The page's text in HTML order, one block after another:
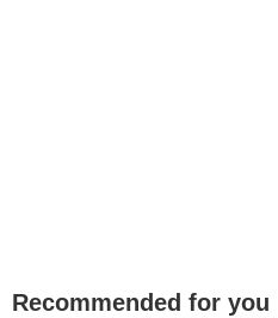
Recommended for you